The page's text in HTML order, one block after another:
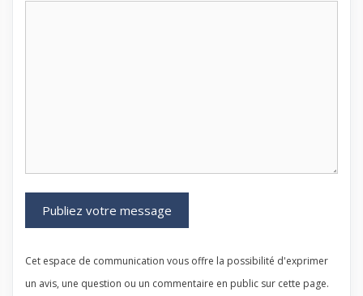
Cet espace de communication vous offre la possibilité d'exprimer
un avis, une question ou un commentaire en public sur cette page.